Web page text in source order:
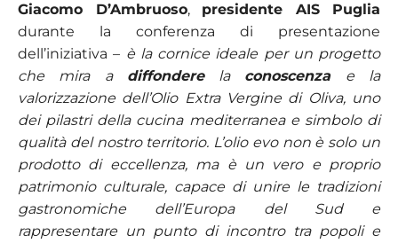
Giacomo D’Ambruoso, presidente AIS Puglia
durante la conferenza di presentazione
dell’iniziativa – è la cornice ideale per un progetto
che mira a diffonderela conoscenzae la
valorizzazione dell’Olio Extra Vergine di Oliva, uno
dei pilastri della cucina mediterranea e simbolo di
qualità del nostro territorio. L’olio evo non è solo un
prodotto di eccellenza, ma è un vero e proprio
patrimonio culturale, capace di unire le tradizioni
gastronomiche dell’Europa del Sud e
rappresentare un punto di incontro tra popoli e